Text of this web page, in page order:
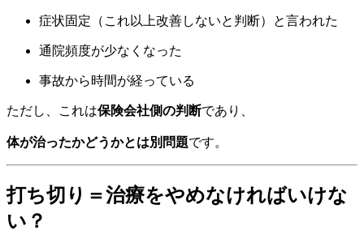
症状固定（これ以上改善しないと判断）と言われた
通院頻度が少なくなった
事故から時間が経っている
ただし、これは保険会社側の判断であり、
体が治ったかどうかとは別問題です。
打ち切り＝治療をやめなければいけな
い？